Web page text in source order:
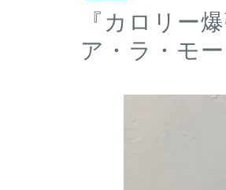
『カロリー
ア・ラ・モ